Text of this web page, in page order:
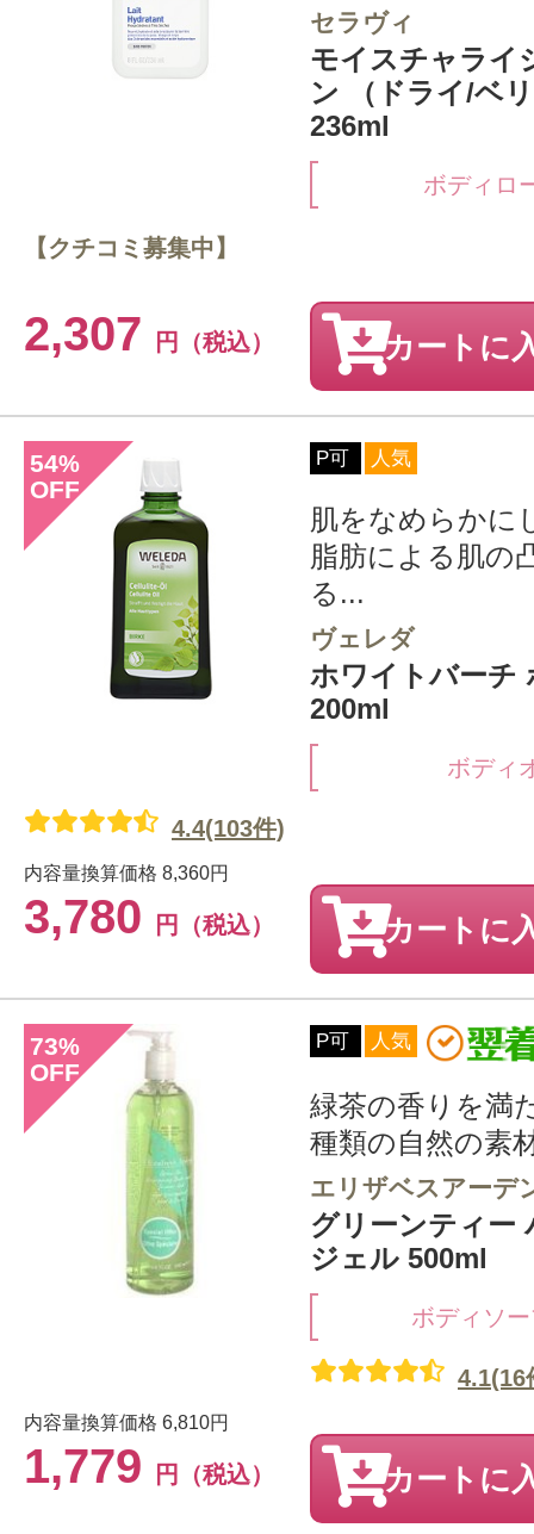
セラヴィ
モイスチャライ
ン （ドライ/ベ
236ml
ボディロ
2,307 円（税込）
【クチコミ募集中】
カートに
54%
OFF
P可 人気
肌をなめらかに
脂肪による肌の
る...
ヴェレダ
ホワイトバーチ
200ml
ボディ
内容量換算価格 8,360円
3,780 円（税込）
4.4(103件)
カートに
73%
OFF
P可 人気
緑茶の香りを満
種類の自然の素
エリザベスアーデ
グリーンティー
ジェル 500ml
ボディソ
内容量換算価格 6,810円
1,779 円（税込）
4.1(16
カートに